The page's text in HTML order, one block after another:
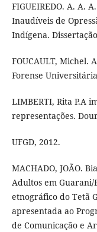
FIGUEIREDO. A. A.
Inaudíveis de
Indígena.
FOUCAULT, Michel.
Forense
LIMBERTI, Rita P.A
representações.
UFGD, 2012.
MACHADO, JOÃO.
Adultos em Guarani/
etnográfico do Tetã
apresentada ao
de Comunicação e